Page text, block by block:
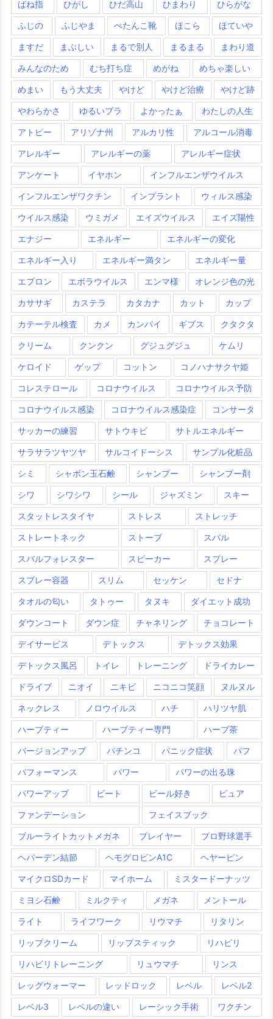
ばね指 ひがし ひだ高山 ひまわり ひらがな
ふじの ふじやま ぺたんこ靴 ほこら ほていや
ますだ まぶしい まるで別人 まるまる まわり道
みんなのため むち打ち症 めがね めちゃ楽しい
めまい もう大丈夫 やけど やけど治療 やけど跡
やわらかさ ゆるいブラ よかったぁ わたしの人生
アトピー アリゾナ州 アルカリ性 アルコール消毒
アレルギー アレルギーの薬 アレルギー症状
アンケート イヤホン インフルエンザウイルス
インフルエンザワクチン インプラント ウィルス感染
ウイルス感染 ウミガメ エイズウイルス エイズ陽性
エナジー エネルギー エネルギーの変化
エネルギー入り エネルギー満タン エネルギー量
エプロン エボラウイルス エンマ様 オレンジ色の光
カササギ カステラ カタカナ カット カップ
カテーテル検査 カメ カンパイ ギブス クタクタ
クリーム クンクン グジュグジュ ケムリ
ケロイド ゲップ コットン コノハナサクヤ姫
コレステロール コロナウイルス コロナウイルス予防
コロナウイルス感染 コロナウイルス感染症 コンサータ
サッカーの練習 サトウキビ サトルエネルギー
サラサラツヤツヤ サルコイドーシス サンプル化粧品
シミ シャボン玉石鹸 シャンプー シャンプー剤
シワ シワシワ シール ジャズミン スキー
スタットレスタイヤ ストレス ストレッチ
ストレートネック ストーブ スバル
スバルフォレスター スピーカー スプレー
スプレー容器 スリム セッケン セドナ
タオルの匂い タトゥー タヌキ ダイエット成功
ダウンコート ダウン症 チャネリング チョコレート
デイサービス デトックス デトックス効果
デトックス風呂 トイレ トレーニング ドライカレー
ドライブ ニオイ ニキビ ニコニコ笑顔 ヌルヌル
ネックレス ノロウイルス ハチ ハリツヤ肌
ハーブティー ハーブティー専門 ハーブ茶
バージョンアップ パチンコ パニック症状 パフ
パフォーマンス パワー パワーの出る珠
パワーアップ ビート ビール好き ピュア
ファンデーション フェイスブック
ブルーライトカットメガネ プレイヤー プロ野球選手
ヘパーデン結節 ヘモグロビンA1C ヘヤーピン
マイクロSDカード マイホーム ミスタードーナッツ
ミヨシ石鹸 ミルクティ メガネ メントール
ライト ライフワーク リウマチ リタリン
リップクリーム リップスティック リハビリ
リハビリトレーニング リュウマチ リンス
レッグウォーマー レッドロック レベル レベル2
レベル3 レベルの違い レーシック手術 ワクチン